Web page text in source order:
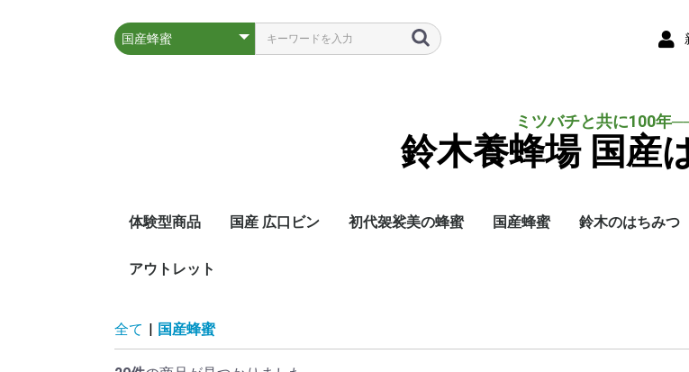
ミツバチと共に100年
鈴木養蜂場 国産
体験型商品 国産 広口ビン 初代袈裟美の蜂蜜 国産蜂蜜 鈴木のはちみつ
アウトレット
全て | 国産蜂蜜